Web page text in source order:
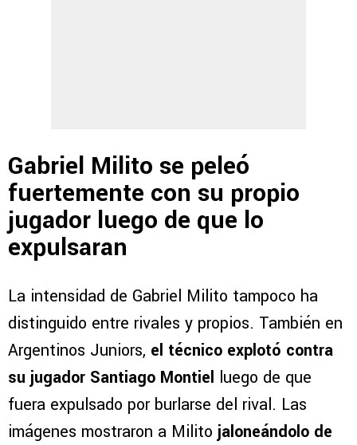
Gabriel Milito se peleó
fuertemente con su propio
jugador luego de que lo
expulsaran
La intensidad de Gabriel Milito tampoco ha
distinguido entre rivales y propios. También en
Argentinos Juniors, el técnico explotó contra
su jugador Santiago Montiel luego de que
fuera expulsado por burlarse del rival. Las
imágenes mostraron a Milito jaloneándolo de